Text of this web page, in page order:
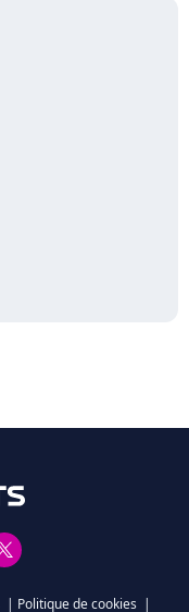
| Politique de cookies |